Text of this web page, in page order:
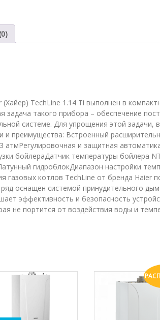
TechLine 1.14 Ti выполнен в
такого прибора – обеспечение
системе. Для упрощения этой задачи,
и преимущества: Встроенный
атмРегулировочная и защитная
бойлераДатчик температуры бойлера
гидроблокДиапазон настройки
газовых котлов TechLine от бренда Haier
оснащен системой принудительного
эффективность и безопасность
не портится от воздействия воды и